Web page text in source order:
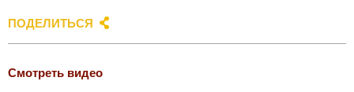
ПОДЕЛИТЬСЯ
Смотреть видео